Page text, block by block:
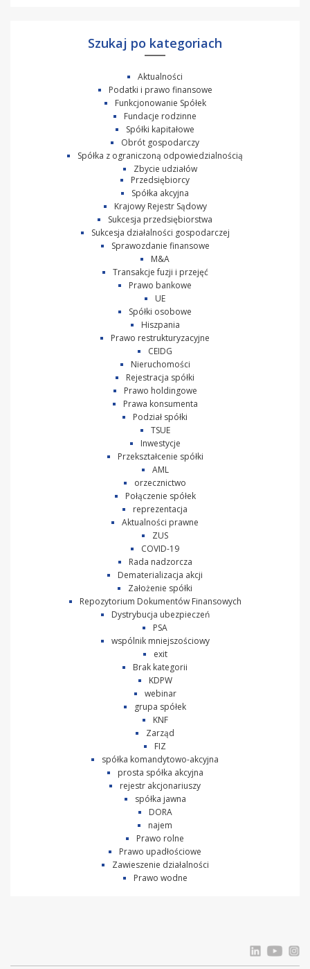
Szukaj po kategoriach
Aktualności
Podatki i prawo finansowe
Funkcjonowanie Spółek
Fundacje rodzinne
Spółki kapitałowe
Obrót gospodarczy
Spółka z ograniczoną odpowiedzialnością
Zbycie udziałów
Przedsiębiorcy
Spółka akcyjna
Krajowy Rejestr Sądowy
Sukcesja przedsiębiorstwa
Sukcesja działalności gospodarczej
Sprawozdanie finansowe
M&A
Transakcje fuzji i przejęć
Prawo bankowe
UE
Spółki osobowe
Hiszpania
Prawo restrukturyzacyjne
CEIDG
Nieruchomości
Rejestracja spółki
Prawo holdingowe
Prawa konsumenta
Podział spółki
TSUE
Inwestycje
Przekształcenie spółki
AML
orzecznictwo
Połączenie spółek
reprezentacja
Aktualności prawne
ZUS
COVID-19
Rada nadzorcza
Dematerializacja akcji
Założenie spółki
Repozytorium Dokumentów Finansowych
Dystrybucja ubezpieczeń
PSA
wspólnik mniejszościowy
exit
Brak kategorii
KDPW
webinar
grupa spółek
KNF
Zarząd
FIZ
spółka komandytowo-akcyjna
prosta spółka akcyjna
rejestr akcjonariuszy
spółka jawna
DORA
najem
Prawo rolne
Prawo upadłościowe
Zawieszenie działalności
Prawo wodne